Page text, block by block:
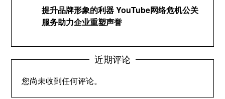
提升品牌形象的利器 YouTube网络危机公关
服务助力企业重塑声誉
近期评论
您尚未收到任何评论。